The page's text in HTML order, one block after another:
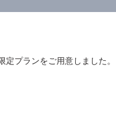
プランをご用意しました。